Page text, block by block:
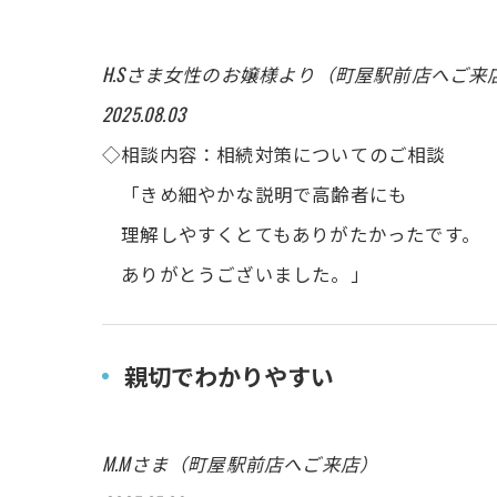
H.Sさま女性のお嬢様より（町屋駅前店へご来
2025.08.03
◇相談内容：相続対策についてのご相談
「きめ細やかな説明で高齢者にも
理解しやすくとてもありがたかったです。
ありがとうございました。」
親切でわかりやすい
M.Mさま（町屋駅前店へご来店）